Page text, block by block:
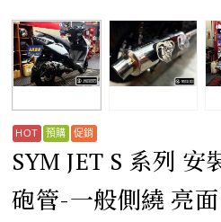
SYM JET S 系列 安
砲管-一般側繞 亮